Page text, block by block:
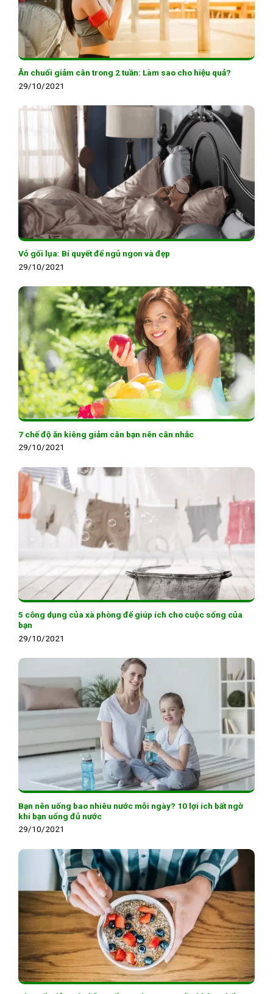
Ăn chuối giảm cân trong 2 tuần: Làm sao cho hiệu quả?
29/10/2021
Vỏ gối lụa: Bí quyết để ngủ ngon và đẹp
29/10/2021
7 chế độ ăn kiêng giảm cân bạn nên cân nhắc
29/10/2021
5 công dụng của xà phòng để giúp ích cho cuộc sống của
bạn
29/10/2021
Bạn nên uống bao nhiêu nước mỗi ngày? 10 lợi ích bất ngờ
khi bạn uống đủ nước
29/10/2021